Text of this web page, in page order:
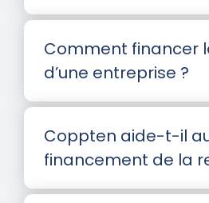
Comment financer
d’une entreprise ?
Coppten aide-t-il
financement de la